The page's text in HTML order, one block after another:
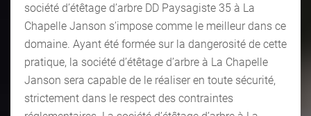
société d’étêtage d’arbre DD Paysagiste 35 à La
Chapelle Janson s’impose comme le meilleur dans ce
domaine. Ayant été formée sur la dangerosité de cette
pratique, la société d’étêtage d’arbre à La Chapelle
Janson sera capable de le réaliser en toute sécurité,
strictement dans le respect des contraintes